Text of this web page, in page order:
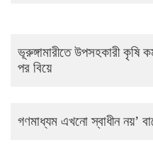
ভূরুঙ্গামারীতে উপসহকারী কৃষি
পর বিয়ে
গণমাধ্যম এখনো স্বাধীন নয়’